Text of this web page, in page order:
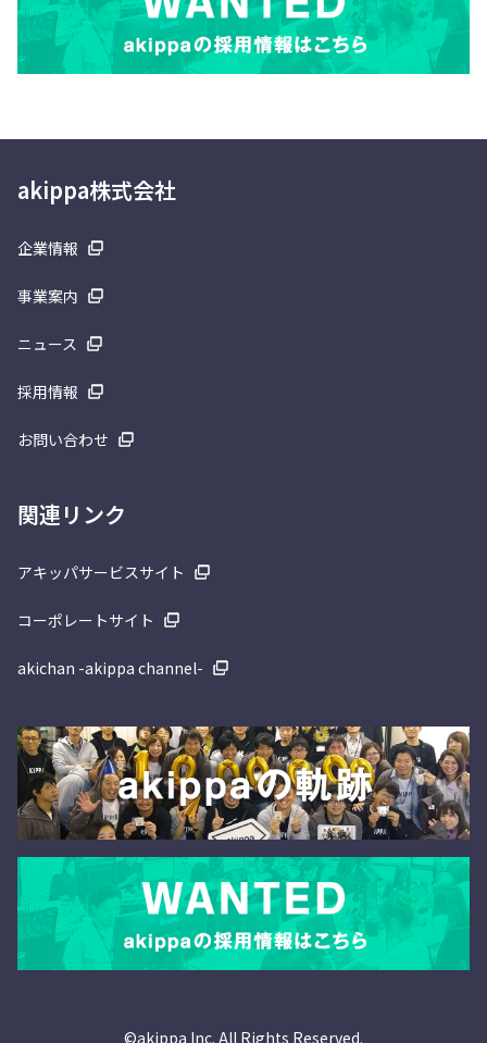
akippa株式会社
企業情報
事業案内
ニュース
採用情報
お問い合わせ
関連リンク
アキッパサービスサイト
コーポレートサイト
akichan -akippa channel-
©akippa Inc. All Rights Reserved.